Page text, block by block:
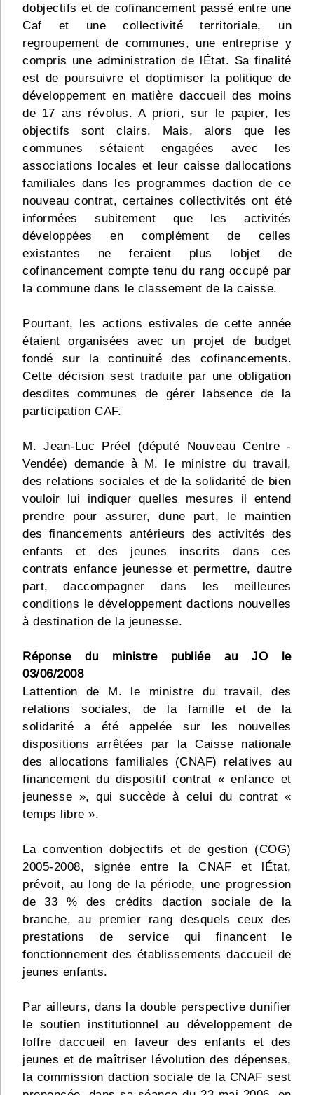
Nous contacter
dobjectifs et de cofinancement passé entre une
Caf et une collectivité territoriale, un
regroupement de communes, une entreprise y
compris une administration de lÉtat. Sa finalité
est de poursuivre et doptimiser la politique de
développement en matière daccueil des moins
de 17 ans révolus. A priori, sur le papier, les
objectifs sont clairs. Mais, alors que les
communes sétaient engagées avec les
associations locales et leur caisse dallocations
familiales dans les programmes daction de ce
nouveau contrat, certaines collectivités ont été
informées subitement que les activités
développées en complément de celles
existantes ne feraient plus lobjet de
cofinancement compte tenu du rang occupé par
la commune dans le classement de la caisse.
Pourtant, les actions estivales de cette année
étaient organisées avec un projet de budget
fondé sur la continuité des cofinancements.
Cette décision sest traduite par une obligation
desdites communes de gérer labsence de la
participation CAF.
M. Jean-Luc Préel (député Nouveau Centre -
Vendée) demande à M. le ministre du travail,
des relations sociales et de la solidarité de bien
vouloir lui indiquer quelles mesures il entend
prendre pour assurer, dune part, le maintien
des financements antérieurs des activités des
enfants et des jeunes inscrits dans ces
contrats enfance jeunesse et permettre, dautre
part, daccompagner dans les meilleures
conditions le développement dactions nouvelles
à destination de la jeunesse.
Réponse du ministre publiée au JO le
03/06/2008
Lattention de M. le ministre du travail, des
relations sociales, de la famille et de la
solidarité a été appelée sur les nouvelles
dispositions arrêtées par la Caisse nationale
des allocations familiales (CNAF) relatives au
financement du dispositif contrat « enfance et
jeunesse », qui succède à celui du contrat «
temps libre ».
La convention dobjectifs et de gestion (COG)
2005-2008, signée entre la CNAF et lÉtat,
prévoit, au long de la période, une progression
de 33 % des crédits daction sociale de la
branche, au premier rang desquels ceux des
prestations de service qui financent le
fonctionnement des établissements daccueil de
jeunes enfants.
Par ailleurs, dans la double perspective dunifier
le soutien institutionnel au développement de
loffre daccueil en faveur des enfants et des
jeunes et de maîtriser lévolution des dépenses,
la commission daction sociale de la CNAF sest